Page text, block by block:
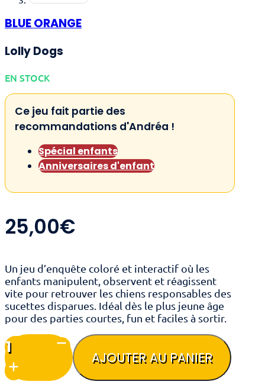
BLUE ORANGE
Lolly Dogs
EN STOCK
Ce jeu fait partie des
recommandations d'Andréa !
Spécial enfants
Anniversaires d'enfant
25,00€
Un jeu d’enquête coloré et interactif où les
enfants manipulent, observent et réagissent
vite pour retrouver les chiens responsables des
sucettes disparues. Idéal dès le plus jeune âge
pour des parties courtes, fun et faciles à sortir.
quantité
de
Lolly
Dogs
AJOUTER AU PANIER